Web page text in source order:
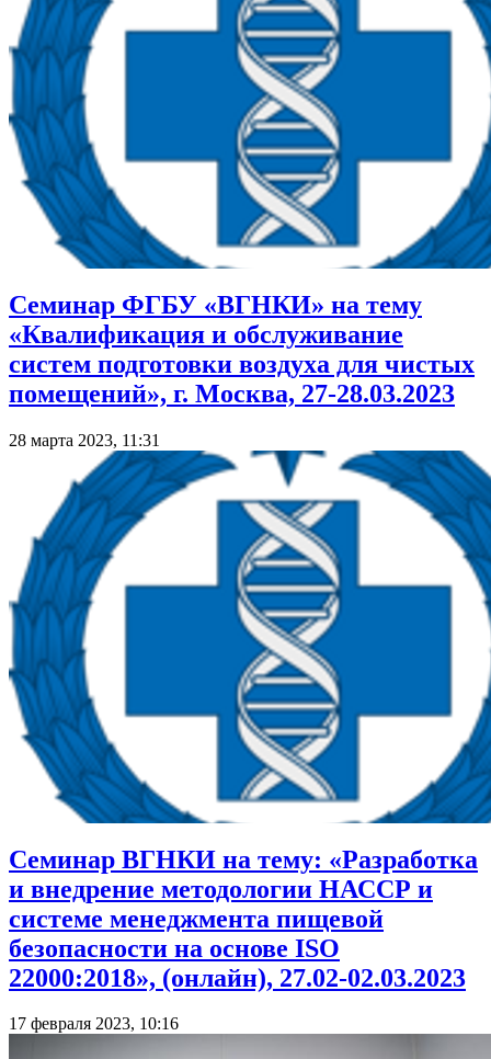
Семинар ФГБУ «ВГНКИ» на тему
«Квалификация и обслуживание
систем подготовки воздуха для чистых
помещений», г. Москва, 27-28.03.2023
28 марта 2023, 11:31
Семинар ВГНКИ на тему: «Разработка
и внедрение методологии НАССР и
системе менеджмента пищевой
безопасности на основе ISO
22000:2018», (онлайн), 27.02-02.03.2023
17 февраля 2023, 10:16